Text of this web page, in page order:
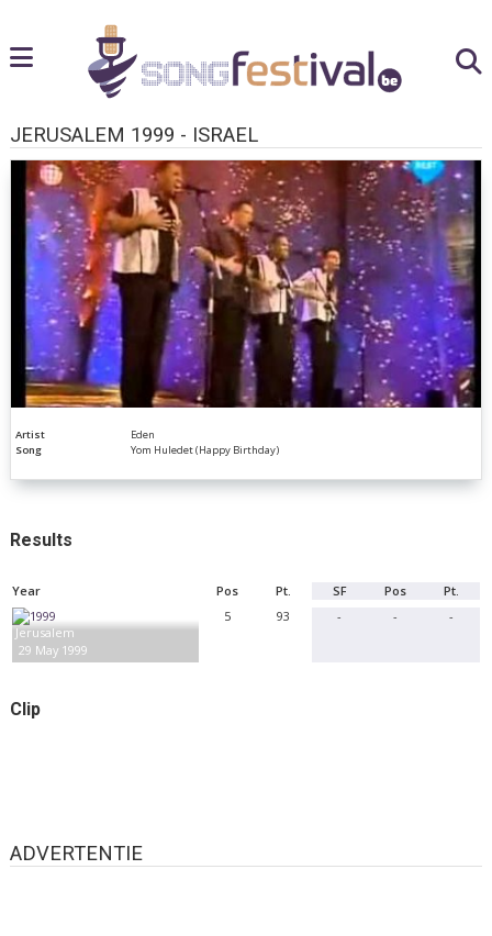
JERUSALEM 1999 - ISRAEL
Artist
Eden
Song
Yom Huledet (Happy Birthday)
Results
Year Pos Pt. SF Pos Pt.
Jerusalem
29 May 1999
5 93 - - -
Clip
ADVERTENTIE